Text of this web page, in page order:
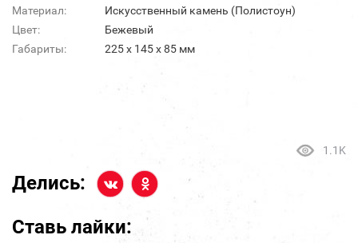
Материал:
Искусственный камень (Полистоун)
Цвет:
Бежевый
Габариты:
225 х 145 х 85 мм
1.1K
Делись:
Ставь лайки: